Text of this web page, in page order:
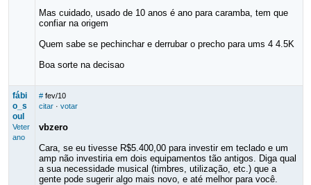
Mas cuidado, usado de 10 anos é ano para caramba, tem que
confiar na origem
Quem sabe se pechinchar e derrubar o precho para ums 4 4.5K
Boa sorte na decisao
fábi
o_s
oul
Veter
ano
# fev/10
citar· votar
vbzero
Cara, se eu tivesse R$5.400,00 para investir em teclado e um
amp não investiria em dois equipamentos tão antigos. Diga qual
a sua necessidade musical (timbres, utilização, etc.) que a
gente pode sugerir algo mais novo, e até melhor para você.